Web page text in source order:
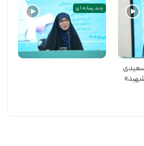
سعیدی
شهید»
چند رسانه ای